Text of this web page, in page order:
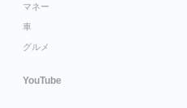
マネー
車
グルメ
YouTube